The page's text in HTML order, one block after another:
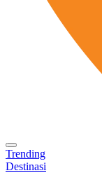
Trending
Destinasi